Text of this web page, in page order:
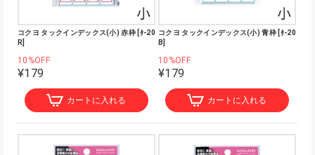
コクヨ タックインデックス(小) 赤枠 [ﾀ-20
R]
10%OFF
¥179
カートに入れる
コクヨ タックインデックス(小) 青枠 [ﾀ-20
B]
10%OFF
¥179
カートに入れる